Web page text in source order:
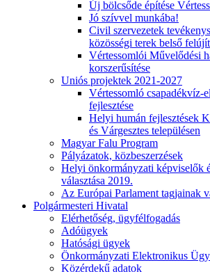
Új bölcsőde építése
Jó szívvel munkába!
Civil szervezetek
közösségi terek belső
Vértessomlói Művelődési
korszerűsítése
Uniós projektek 2021-2027
Vértessomló csapadékvíz-
fejlesztése
Helyi humán fejlesztések
és Várgesztes településen
Magyar Falu Program
Pályázatok, közbeszerzések
Helyi önkormányzati képviselők
választása 2019.
Az Európai Parlament tagjainak
Polgármesteri Hivatal
Elérhetőség, ügyfélfogadás
Adóügyek
Hatósági ügyek
Önkormányzati Elektronikus
Közérdekű adatok